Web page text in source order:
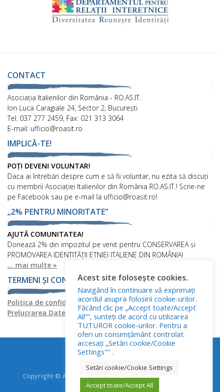
CONTACT
Asociaţia Italienilor din România - RO.AS.IT.
Ion Luca Caragiale 24, Sector 2, București
Tel: 037 277 2459, Fax: 021 313 3064
E-mail: ufficio@roasit.ro
IMPLICĂ-TE!
POȚI DEVENI VOLUNTAR!
Daca ai întrebări despre cum e să fii voluntar, nu ezita să discuți
cu membrii Asociației Italienilor din România RO.AS.IT.! Scrie-ne
pe Facebook sau pe e-mail la ufficio@roasit.ro!
„2% PENTRU MINORITATE”
AJUTĂ COMUNITATEA!
Donează 2% din impozitul pe venit pentru CONSERVAREA și
PROMOVAREA IDENTITĂȚII ETNIEI ITALIENE DIN ROMÂNIA!
... mai multe »
TERMENI ȘI CONDIȚII
Politica de confidențialitatePolitica privind fișierele cookies
Prelucrarea Datelor cu Caracter Personal
Copyright © Asociația Italienilor din România - RO.AS.IT.
Toate drepturile rezervate.
Acest site folosește cookies.
Navigând în continuare vă exprimați
acordul asupra folosirii cookie-urilor.
Făcând clic pe „Accept toate/Accept
All””, sunteți de acord cu utilizarea
TUTUROR cookie-urilor. Pentru a
oferi un consimțământ controlat
accesați „Setări cookie/Cookie
Settings"” .
Setări cookie/Cookie Settings
Accept toate/Accept All